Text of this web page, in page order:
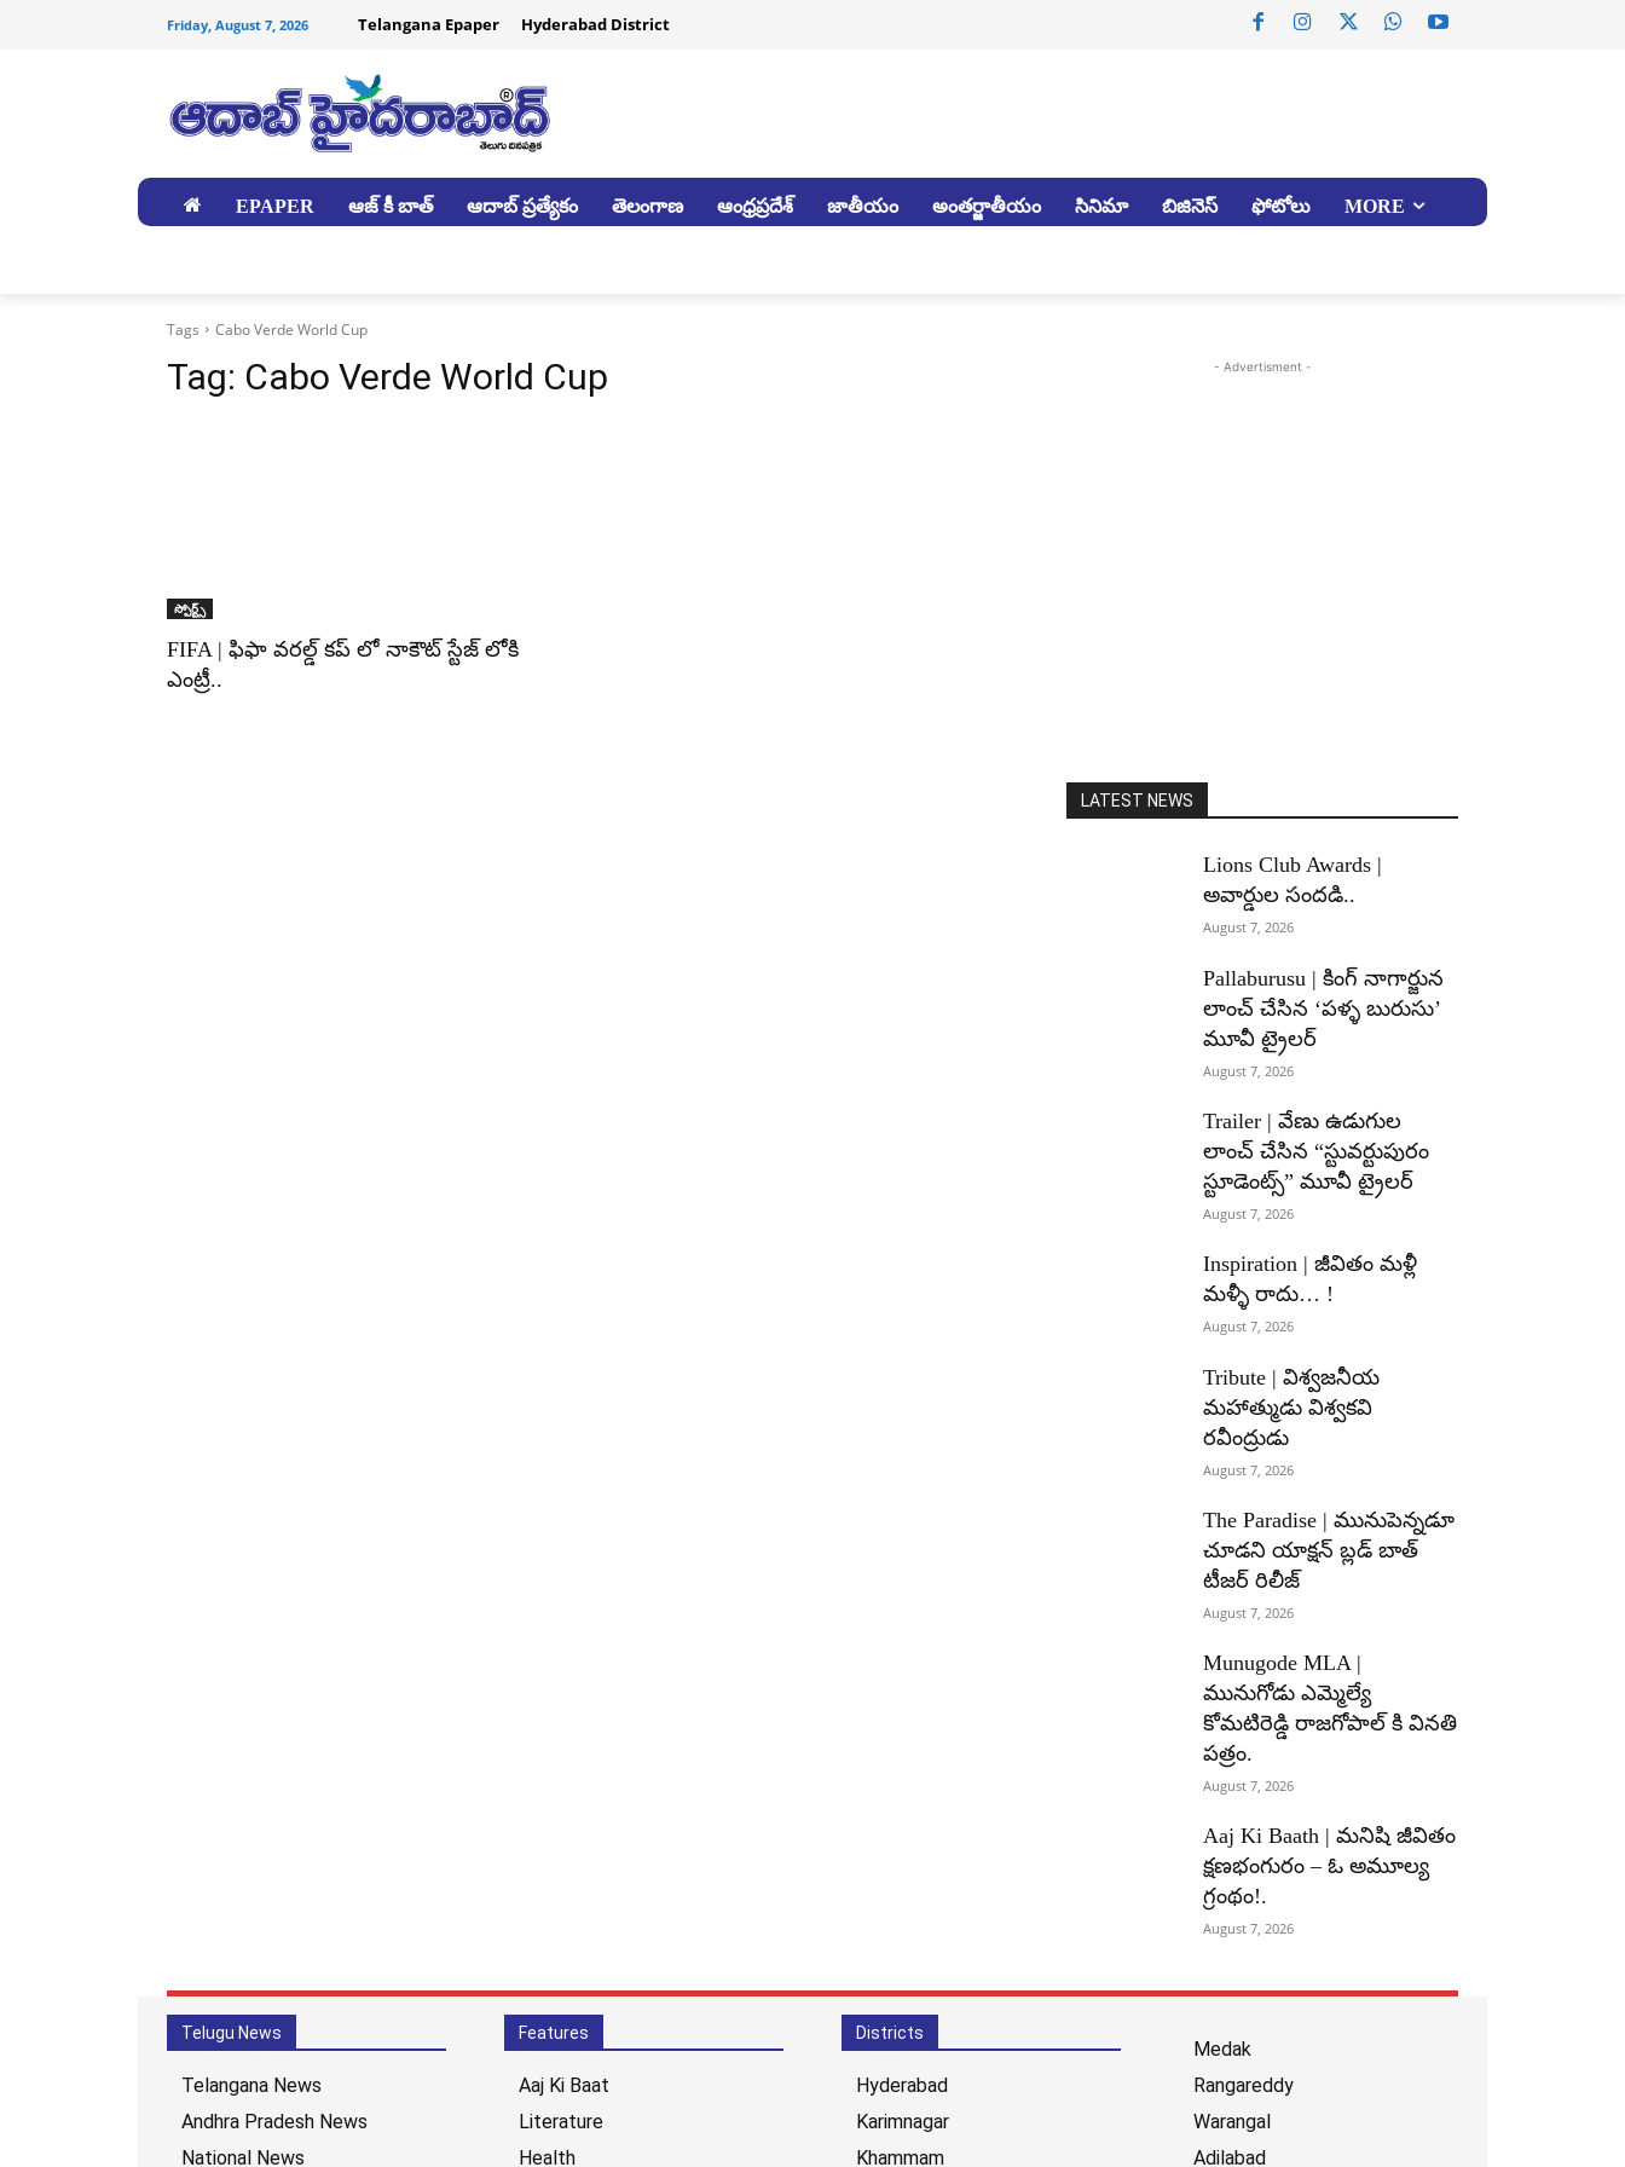
Friday, August 7, 2026 Telangana Epaper Hyderabad District
EPAPER ఆజ్ కీ బాత్ ఆదాబ్ ప్రత్యేకం తెలంగాణ ఆంధ్రప్రదేశ్ జాతీయం అంతర్జాతీయం సినిమా బిజినెస్ ఫోటోలు MORE
Tags Cabo Verde World Cup
Tag: Cabo Verde World Cup
స్పోర్ట్స్
FIFA | ఫిఫా వరల్డ్ కప్ లో నాకౌట్ స్టేజ్ లోకి
ఎంట్రీ..
- Advertisment -
LATEST NEWS
Lions Club Awards |
అవార్డుల సందడి..
August 7, 2026
Pallaburusu | కింగ్ నాగార్జున
లాంచ్ చేసిన ‘పళ్ళ బురుసు’
మూవీ ట్రైలర్
August 7, 2026
Trailer | వేణు ఉడుగుల
లాంచ్ చేసిన “స్టువర్టుపురం
స్టూడెంట్స్” మూవీ ట్రైలర్
August 7, 2026
Inspiration | జీవితం మళ్లీ
మళ్ళీ రాదు… !
August 7, 2026
Tribute | విశ్వజనీయ
మహాత్ముడు విశ్వకవి
రవీంద్రుడు
August 7, 2026
The Paradise | మునుపెన్నడూ
చూడని యాక్షన్ బ్లడ్ బాత్
టీజర్ రిలీజ్
August 7, 2026
Munugode MLA |
మునుగోడు ఎమ్మెల్యే
కోమటిరెడ్డి రాజగోపాల్ కి వినతి
పత్రం.
August 7, 2026
Aaj Ki Baath | మనిషి జీవితం
క్షణభంగురం – ఓ అమూల్య
గ్రంథం!.
August 7, 2026
Telugu News
Telangana News
Andhra Pradesh News
National News
Features
Aaj Ki Baat
Literature
Health
Districts
Hyderabad
Karimnagar
Khammam
Medak
Rangareddy
Warangal
Adilabad